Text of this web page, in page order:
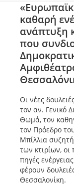
καθαρή
ανάπτυξη
που
Οι νέες
τον αν. Γενικό
Θωμά, τον
τον Πρόεδρο
Μπίλλια
των κτιρίων,
πηγές
φέρουν
Θεσσαλονίκη.